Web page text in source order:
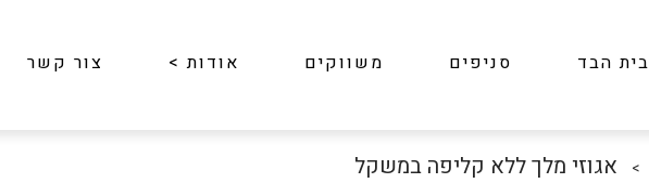
בית הבד סניפים משווקים אודות> צור קשר
> אגוזי מלך ללא קליפה במשקל